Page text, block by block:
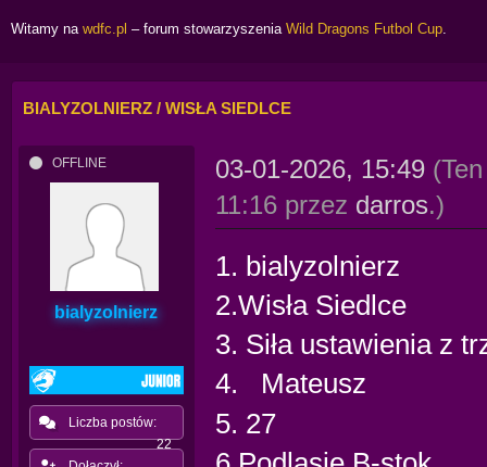
Witamy na wdfc.pl – forum stowarzyszenia Wild Dragons Futbol Cup.
BIALYZOLNIERZ / WISŁA SIEDLCE
OFFLINE
bialyzolnierz
Liczba postów:
22
03-01-2026, 15:49
11:16 przez darros.)
1. bialyzolnierz
2.Wisła Siedlce
3. Siła ustawienia z
4.
Mateusz
5. 27